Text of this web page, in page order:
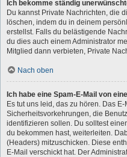
Ich bekomme ständig
Du kannst Private Nachrichten, die
löschen, indem du in deinem
erstellst. Falls du belästigende
du dies auch einem Administrator
Mitglied dann verbieten, Private
Nach oben
Ich habe eine Spam-E-Mail von
Es tut uns leid, das zu hören. Das
Sicherheitsvorkehrungen, die
identifizieren sollen. Du solltest
du bekommen hast, weiterleiten.
(Headers) mitzuschicken. Diese
E-Mail verschickt hat. Der